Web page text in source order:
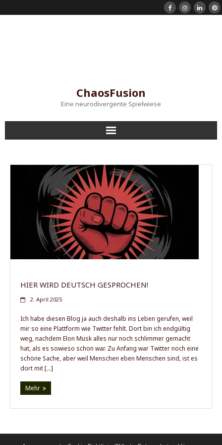
ChaosFusion
Eine neurodivergente Spielwiese
Mein Instagram
Der Autor
HIER WIRD DEUTSCH GESPROCHEN!
2. April 2025
Ich habe diesen Blog ja auch deshalb ins Leben gerufen, weil
mir so eine Plattform wie Twitter fehlt. Dort bin ich endgültig
weg, nachdem Elon Musk alles nur noch schlimmer gemacht
hat, als es sowieso schon war. Zu Anfang war Twitter noch eine
schöne Sache, aber weil Menschen eben Menschen sind, ist es
dort mit […]
Mehr